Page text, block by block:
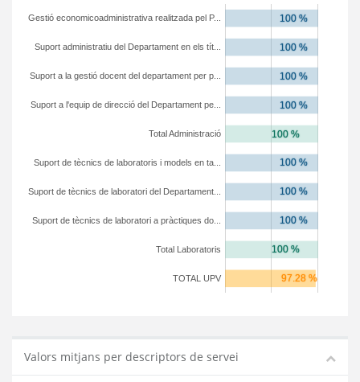
TOTAL UPV
Total Laboratoris
Suport de tècnics de laboratori a pràctiques do...
Suport de tècnics de laboratori del Departament...
Suport de tècnics de laboratoris i models en ta...
Total Administració
Suport a l'equip de direcció del Departament pe...
Suport a la gestió docent del departament per p...
Suport administratiu del Departament en els tít...
Gestió economicoadministrativa realitzada pel P...
Valors mitjans per descriptors de servei